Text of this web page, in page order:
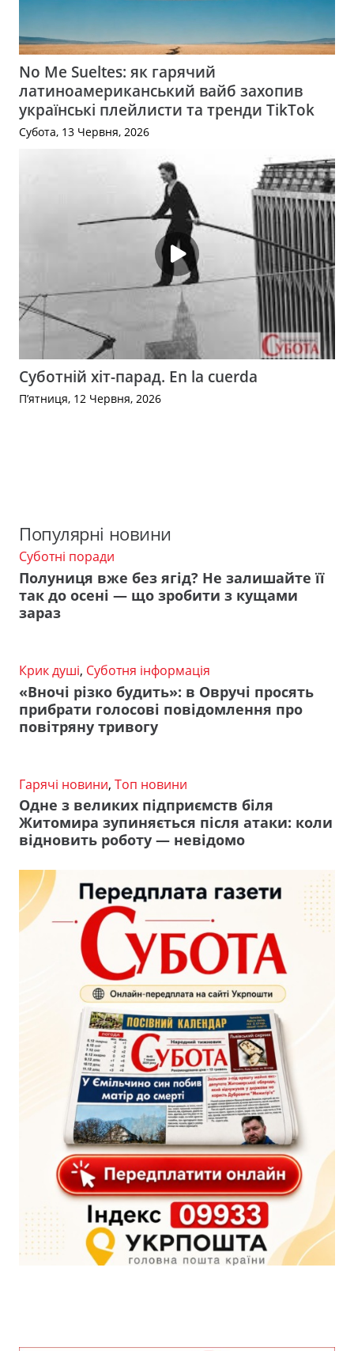
No Me Sueltes: як гарячий
латиноамериканський вайб захопив
українські плейлисти та тренди TikTok
Субота, 13 Червня, 2026
Суботній хіт-парад. En la cuerda
П’ятниця, 12 Червня, 2026
Популярні новини
Суботні поради
Полуниця вже без ягід? Не залишайте її
так до осені — що зробити з кущами
зараз
Крик душі, Суботня інформація
«Вночі різко будить»: в Овручі просять
прибрати голосові повідомлення про
повітряну тривогу
Гарячі новини, Топ новини
Одне з великих підприємств біля
Житомира зупиняється після атаки: коли
відновить роботу — невідомо